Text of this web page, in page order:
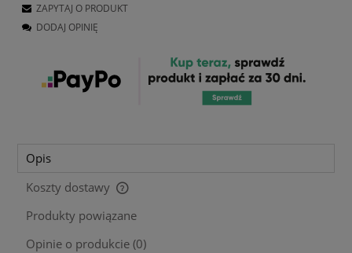
ZAPYTAJ O PRODUKT
DODAJ OPINIĘ
Opis
Koszty dostawy
Cena nie zawiera ewentualnych kosztów płatności
Produkty powiązane
Opinie o produkcie (0)